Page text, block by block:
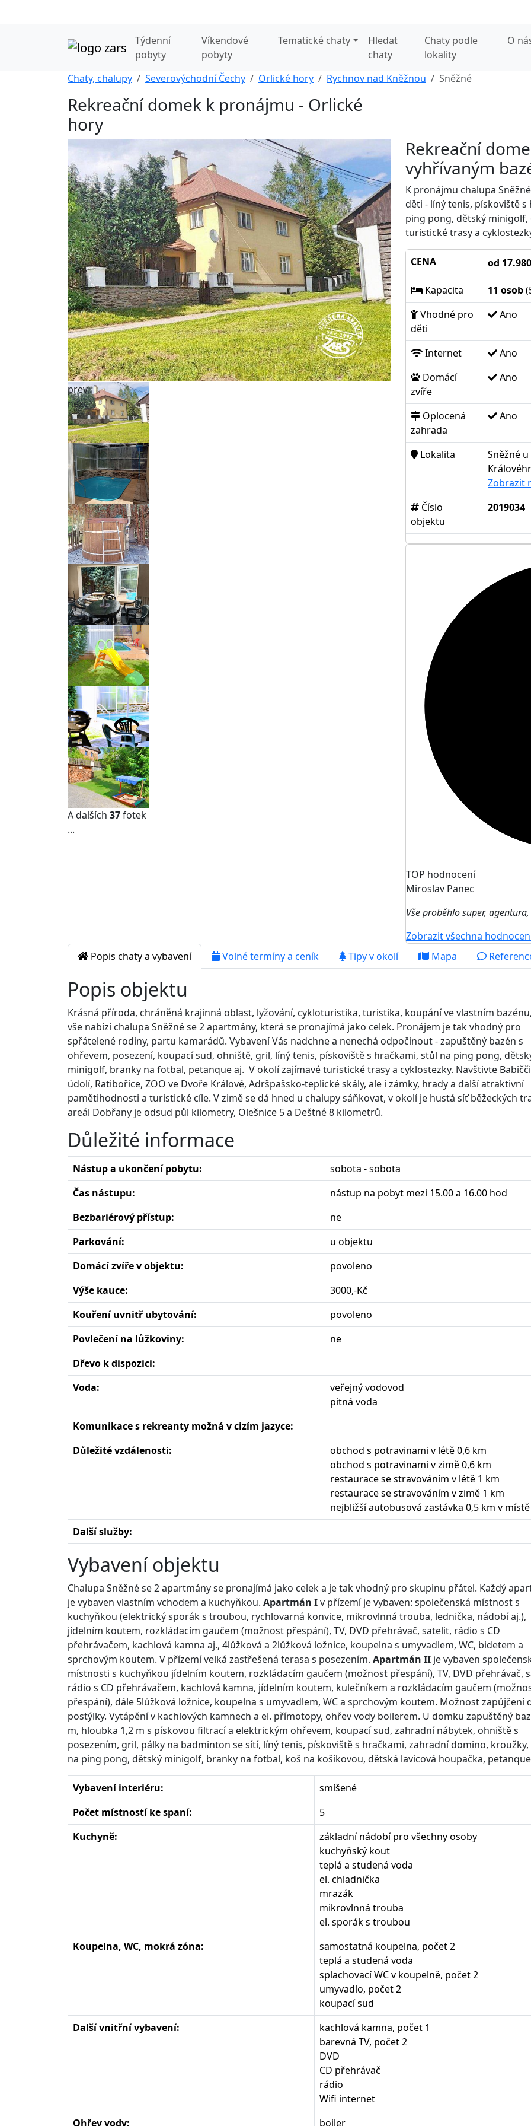
Týdenní
pobyty
Víkendové
pobyty
Tematické chaty
Hledat
chaty
Chaty podle
lokality
O
Chaty, chalupy Severovýchodní Čechy Orlické hory Rychnov nad Kněžnou Sněžné
Rekreační domek k pronájmu - Orlické
hory
prev
next
A dalších 37fotek
...
Rekreační
vyhřívaným
K pronájmu chalupa
děti - líný tenis, pískoviště
ping pong, dětský minigolf,
turistické trasy a
CENA od
Kapacita 11 osob
Vhodné pro
děti
Ano
Internet
Ano
Domácí
zvíře
Ano
Oplocená
zahrada
Ano
Lokalita
Sněžné
Zobrazit
Číslo
objektu
2019034
TOP hodnocení
Miroslav Panec
Vše proběhlo super,
Zobrazit všechna
Popis chaty a vybavení
Volné termíny a ceník Tipy v okolí Mapa
Popis objektu
Krásná příroda, chráněná krajinná oblast, lyžování, cykloturistika, turistika, koupání ve vlastním
vše nabízí chalupa Sněžné se 2 apartmány, která se pronajímá jako celek. Pronájem je tak vhodný pro
spřátelené rodiny, partu kamarádů. Vybavení Vás nadchne a nenechá odpočinout - zapuštěný bazén s
ohřevem, posezení, koupací sud, ohniště, gril, líný tenis, pískoviště s hračkami, stůl na ping pong,
minigolf, branky na fotbal, petanque aj. V okolí zajímavé turistické trasy a cyklostezky. Navštivte
údolí, Ratibořice, ZOO ve Dvoře Králové, Adršpašsko-teplické skály, ale i zámky, hrady a další atraktivní
pamětihodnosti a turistické cíle. V zimě se dá hned u chalupy sáňkovat, v okolí je hustá síť běžeckých
areál Dobřany je odsud půl kilometry, Olešnice 5 a Deštné 8 kilometrů.
Důležité informace
Nástup a ukončení pobytu:
sobota - sobota
Čas nástupu:
nástup na pobyt mezi 15.00 a 16.00 hod
Bezbariérový přístup:
ne
Parkování:
u objektu
Domácí zvíře v objektu:
povoleno
Výše kauce:
3000,-Kč
Kouření uvnitř ubytování:
povoleno
Povlečení na lůžkoviny:
ne
Dřevo k dispozici:
Voda:
veřejný vodovod
pitná voda
Komunikace s rekreanty možná v cizím jazyce:
Důležité vzdálenosti:
obchod s potravinami v létě 0,6 km
obchod s potravinami v zimě 0,6 km
restaurace se stravováním v létě 1 km
restaurace se stravováním v zimě 1 km
nejbližší autobusová zastávka 0,5 km v místě
Další služby:
Vybavení objektu
Chalupa Sněžné se 2 apartmány se pronajímá jako celek a je tak vhodný pro skupinu přátel. Každý
je vybaven vlastním vchodem a kuchyňkou. Apartmán Iv přízemí je vybaven: společenská místnost s
kuchyňkou (elektrický sporák s troubou, rychlovarná konvice, mikrovlnná trouba, lednička, nádobí aj.),
jídelním koutem, rozkládacím gaučem (možnost přespání), TV, DVD přehrávač, satelit, rádio s CD
přehrávačem, kachlová kamna aj., 4lůžková a 2lůžková ložnice, koupelna s umyvadlem, WC, bidetem a
sprchovým koutem. V přízemí velká zastřešená terasa s posezením. Apartmán II je vybaven
místnosti s kuchyňkou jídelním koutem, rozkládacím gaučem (možnost přespání), TV, DVD přehrávač,
rádio s CD přehrávačem, kachlová kamna, jídelním koutem, kulečníkem a rozkládacím gaučem
přespání), dále 5lůžková ložnice, koupelna s umyvadlem, WC a sprchovým koutem. Možnost zapůjčení
postýlky. Vytápění v kachlových kamnech a el. přímotopy, ohřev vody boilerem. U domku zapuštěný
m, hloubka 1,2 m s pískovou filtrací a elektrickým ohřevem, koupací sud, zahradní nábytek, ohniště s
posezením, gril, pálky na badminton se sítí, líný tenis, pískoviště s hračkami, zahradní domino,
na ping pong, dětský minigolf, branky na fotbal, koš na košíkovou, dětská lavicová houpačka,
Vybavení interiéru:
smíšené
Počet místností ke spaní:
5
Kuchyně:
základní nádobí pro všechny osoby
kuchyňský kout
teplá a studená voda
el. chladnička
mrazák
mikrovlnná trouba
el. sporák s troubou
Koupelna, WC, mokrá zóna:
samostatná koupelna, počet 2
teplá a studená voda
splachovací WC v koupelně, počet 2
umyvadlo, počet 2
koupací sud
Další vnitřní vybavení:
kachlová kamna, počet 1
barevná TV, počet 2
DVD
CD přehrávač
rádio
Wifi internet
Ohřev vody:
boiler